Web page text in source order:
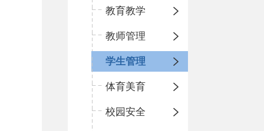
教育教学
教师管理
学生管理
体育美育
校园安全